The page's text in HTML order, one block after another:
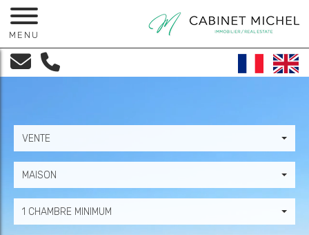
MENU
VENTE
MAISON
1 CHAMBRE MINIMUM